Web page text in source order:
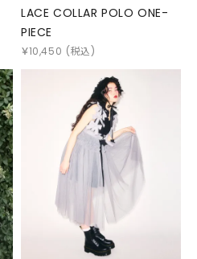
LACE COLLAR POLO ONE-
PIECE
￥10,450 (税込)